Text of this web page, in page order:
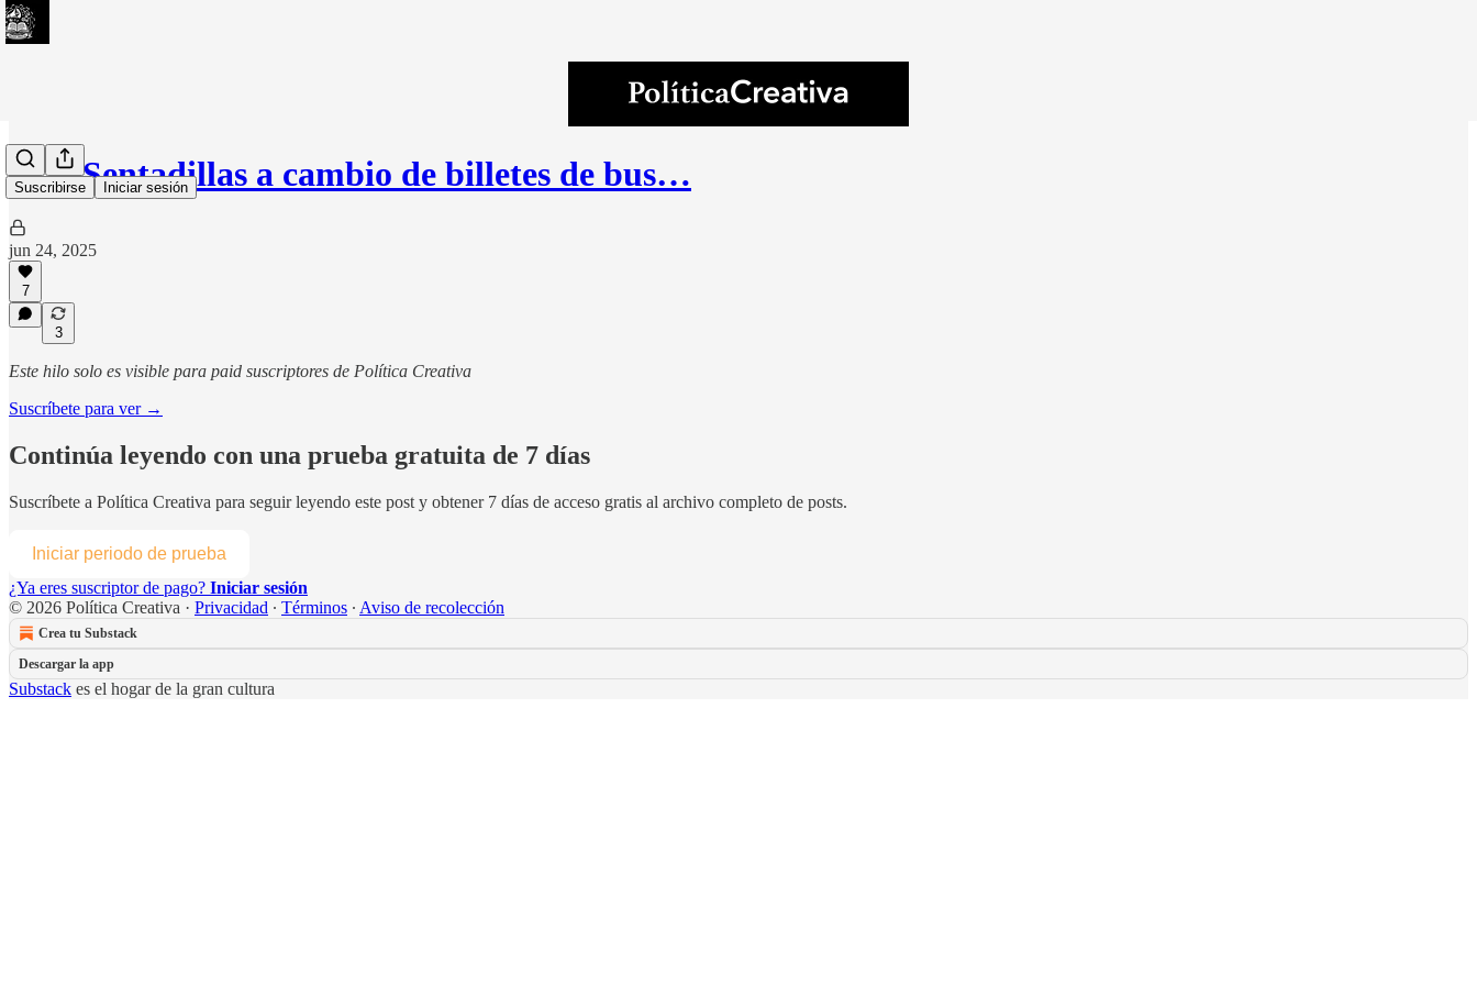
Suscribirse Iniciar sesión
#43: Sentadillas a cambio de billetes de bus…
jun 24, 2025
7
3
Este hilo solo es visible para paid suscriptores de Política Creativa
Suscríbete para ver →
Continúa leyendo con una prueba gratuita de 7 días
Suscríbete a Política Creativa para seguir leyendo este post y obtener 7 días de acceso gratis al archivo completo de posts.
Iniciar periodo de prueba
¿Ya eres suscriptor de pago? Iniciar sesión
© 2026 Política Creativa · Privacidad ∙ Términos ∙ Aviso de recolección
Crea tu Substack
Descargar la app
Substack es el hogar de la gran cultura